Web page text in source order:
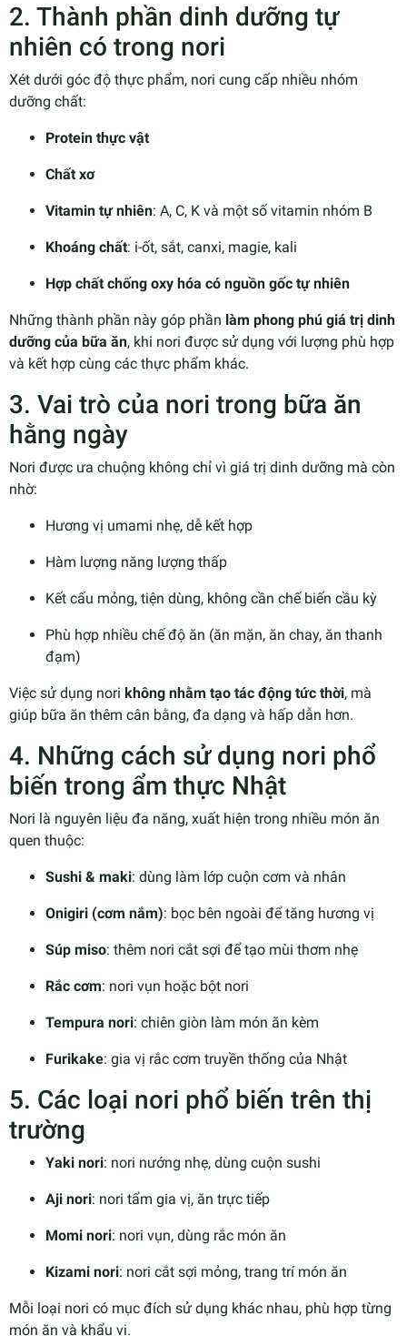
2. Thành phần dinh dưỡng tự
nhiên có trong nori
Xét dưới góc độ thực phẩm, nori cung cấp nhiều nhóm
dưỡng chất:
Protein thực vật
Chất xơ
Vitamin tự nhiên: A, C, K và một số vitamin nhóm B
Khoáng chất: i-ốt, sắt, canxi, magie, kali
Hợp chất chống oxy hóa có nguồn gốc tự nhiên
Những thành phần này góp phần làm phong phú giá trị dinh
dưỡng của bữa ăn, khi nori được sử dụng với lượng phù hợp
và kết hợp cùng các thực phẩm khác.
3. Vai trò của nori trong bữa ăn
hằng ngày
Nori được ưa chuộng không chỉ vì giá trị dinh dưỡng mà còn
nhờ:
Hương vị umami nhẹ, dễ kết hợp
Hàm lượng năng lượng thấp
Kết cấu mỏng, tiện dùng, không cần chế biến cầu kỳ
Phù hợp nhiều chế độ ăn (ăn mặn, ăn chay, ăn thanh
đạm)
Việc sử dụng nori không nhằm tạo tác động tức thời, mà
giúp bữa ăn thêm cân bằng, đa dạng và hấp dẫn hơn.
4. Những cách sử dụng nori phổ
biến trong ẩm thực Nhật
Nori là nguyên liệu đa năng, xuất hiện trong nhiều món ăn
quen thuộc:
Sushi & maki: dùng làm lớp cuộn cơm và nhân
Onigiri (cơm nắm): bọc bên ngoài để tăng hương vị
Súp miso: thêm nori cắt sợi để tạo mùi thơm nhẹ
Rắc cơm: nori vụn hoặc bột nori
Tempura nori: chiên giòn làm món ăn kèm
Furikake: gia vị rắc cơm truyền thống của Nhật
5. Các loại nori phổ biến trên thị
trường
Yaki nori: nori nướng nhẹ, dùng cuộn sushi
Aji nori: nori tẩm gia vị, ăn trực tiếp
Momi nori: nori vụn, dùng rắc món ăn
Kizami nori: nori cắt sợi mỏng, trang trí món ăn
Mỗi loại nori có mục đích sử dụng khác nhau, phù hợp từng
món ăn và khẩu vị.